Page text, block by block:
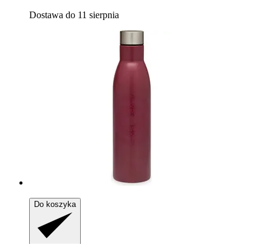
Dostawa do 11 sierpnia
Do koszyka